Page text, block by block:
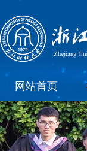
网站首页